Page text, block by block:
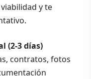
y te
(2-3 días)
contratos, fotos